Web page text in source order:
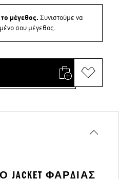
μέγεθος. Συνιστούμε να
σου μέγεθος.
ΦΑΡΔΙΆΣ